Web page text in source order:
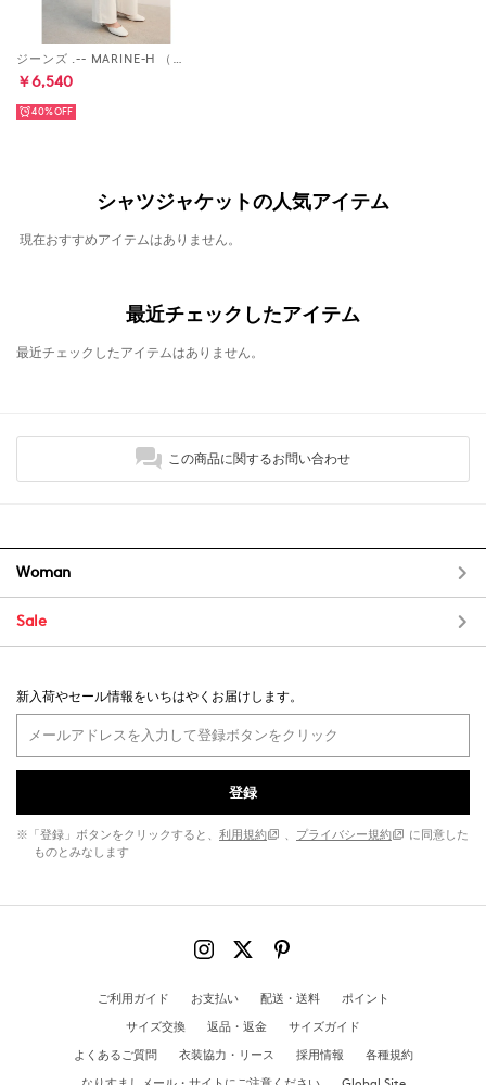
ジーンズ .-- MARINE-H （ナチュラルホワイト）
￥6,540
40%
シャツジャケットの人気アイテム
現在おすすめアイテムはありません。
最近チェックしたアイテム
最近チェックしたアイテムはありません。
この商品に関するお問い合わせ
Woman
Sale
新入荷やセール情報をいちはやくお届けします。
登録
※「登録」ボタンをクリックすると、 利用規約 、 プライバシー規約
に同意した
ものとみなします
ご利用ガイド お支払い 配送・送料
ポイント
サイズ交換
返品・返金
サイズガイド
よくあるご質問
衣装協力・リース 採用情報
各種規約